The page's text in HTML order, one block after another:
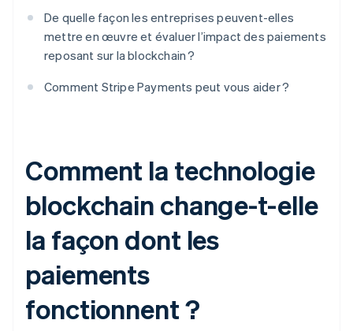
De quelle façon les entreprises peuvent-elles
mettre en œuvre et évaluer l’impact des paiements
reposant sur la blockchain ?
Comment Stripe Payments peut vous aider ?
Comment la technologie
blockchain change-t-elle
la façon dont les
paiements
fonctionnent ?